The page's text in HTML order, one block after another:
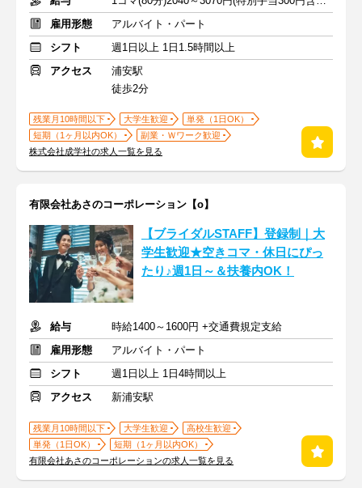
雇用形態
アルバイト・パート
シフト
週1日以上 1日1.5時間以上
アクセス
浦安駅
徒歩2分
残業月10時間以下 大学生歓迎
単発（1日OK）
短期（1ヶ月以内OK）
副業・Ｗワーク歓迎
株式会社成学社の求人一覧を見る
有限会社あさのコーポレーション【о】
【ブライダルSTAFF】登録制｜大
学生歓迎★空きコマ・休日にぴっ
たり♪週1日～＆扶養内OK！
給与
時給1400～1600円 +交通費規定支給
雇用形態
アルバイト・パート
シフト
週1日以上 1日4時間以上
アクセス
新浦安駅
残業月10時間以下 大学生歓迎
高校生歓迎
単発（1日OK）
短期（1ヶ月以内OK）
有限会社あさのコーポレーションの求人一覧を見る